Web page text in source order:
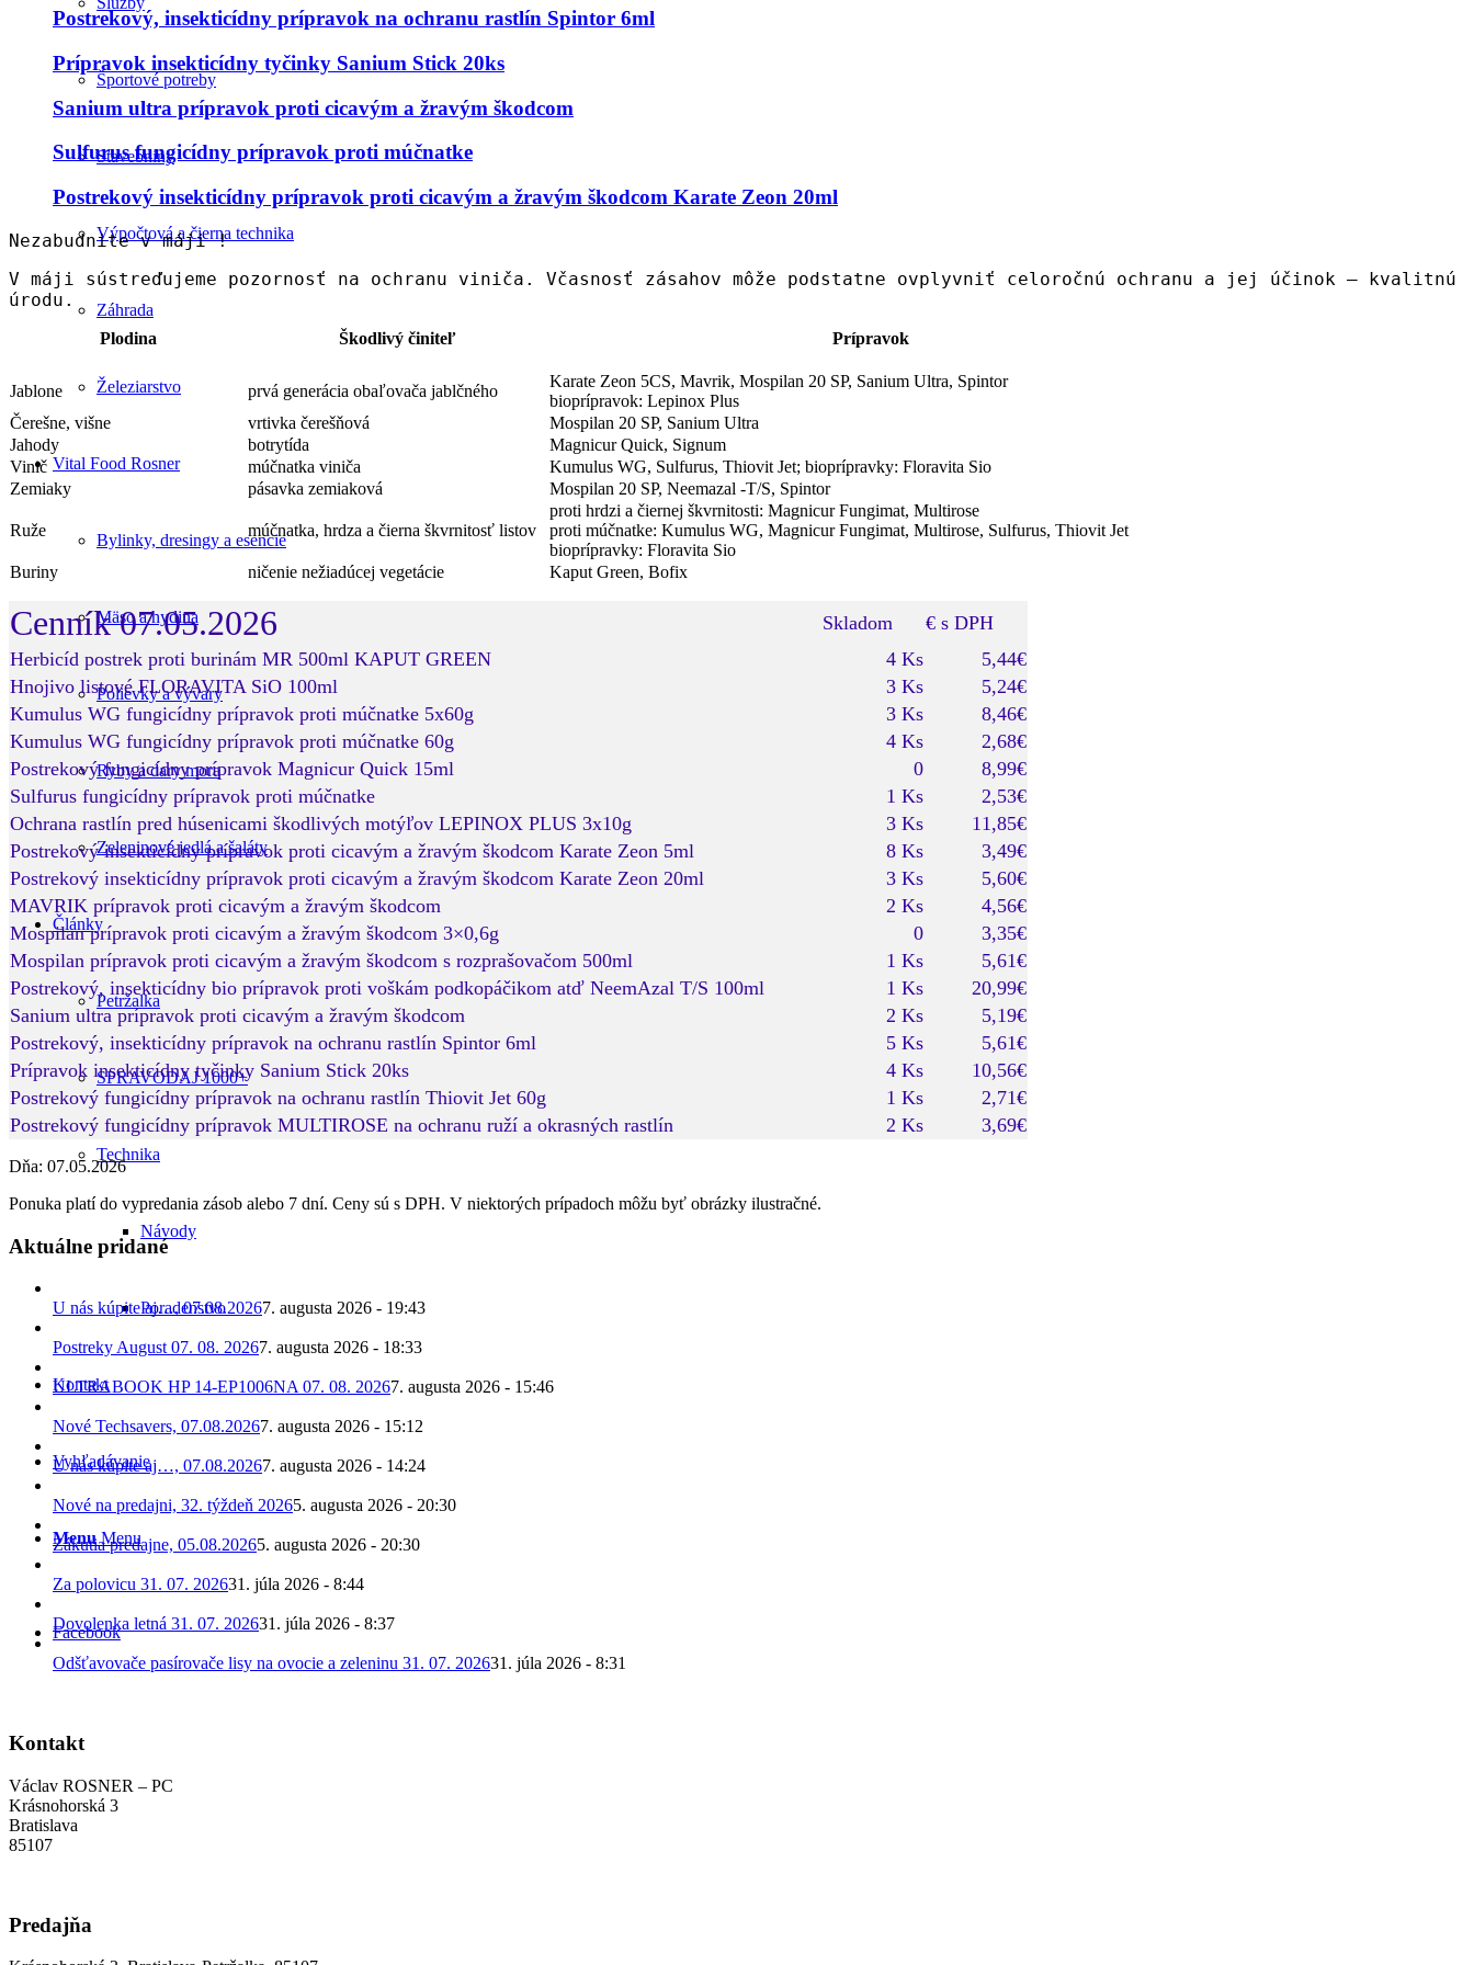
Športové potreby
Stavebniny
Výpočtová a čierna technika
Záhrada
Železiarstvo
Vital Food Rosner
Bylinky, dresingy a esencie
Mäso a hydina
Polievky a vývary
Ryby a dary mora
Zeleninové jedlá a šaláty
Články
Petržalka
SPRAVODAJ 1000+
Technika
Návody
Poradenstvo
Kontakt
Vyhľadávanie
Menu Menu
Facebook
Postrekový, insekticídny prípravok na ochranu rastlín Spintor 6ml
Prípravok insekticídny tyčinky Sanium Stick 20ks
Sanium ultra prípravok proti cicavým a žravým škodcom
Sulfurus fungicídny prípravok proti múčnatke
Postrekový insekticídny prípravok proti cicavým a žravým škodcom Karate Zeon 20ml
Nezabudnite v máji !
V máji sústreďujeme pozornosť na ochranu viniča. Včasnosť zásahov môže podstatne ovplyvniť celoročnú ochranu a jej účinok – kvalitnú
úrodu.
Plodina Škodlivý činiteľ Prípravok
Jablone prvá generácia obaľovača jablčného
Karate Zeon 5CS, Mavrik, Mospilan 20 SP, Sanium Ultra, Spintor
bioprípravok: Lepinox Plus
Čerešne, višne
vrtivka čerešňová
Mospilan 20 SP, Sanium Ultra
Jahody
botrytída
Magnicur Quick, Signum
Vinič
múčnatka viniča
Kumulus WG, Sulfurus, Thiovit Jet; bioprípravky: Floravita Sio
Zemiaky
pásavka zemiaková Mospilan 20 SP, Neemazal -T/S, Spintor
Ruže múčnatka, hrdza a čierna škvrnitosť listov
proti hrdzi a čiernej škvrnitosti: Magnicur Fungimat, Multirose
proti múčnatke: Kumulus WG, Magnicur Fungimat, Multirose, Sulfurus, Thiovit Jet
bioprípravky: Floravita Sio
Buriny
ničenie nežiadúcej vegetácie Kaput Green, Bofix
Cenník 07.05.2026 Skladom
€ s DPH
Herbicíd postrek proti burinám MR 500ml KAPUT GREEN
4 Ks
5,44€
Hnojivo listové FLORAVITA SiO 100ml
3 Ks
5,24€
Kumulus WG fungicídny prípravok proti múčnatke 5x60g
3 Ks
8,46€
Kumulus WG fungicídny prípravok proti múčnatke 60g
4 Ks
2,68€
Postrekový fungicídny prípravok Magnicur Quick 15ml
0
8,99€
Sulfurus fungicídny prípravok proti múčnatke
1 Ks
2,53€
Ochrana rastlín pred húsenicami škodlivých motýľov LEPINOX PLUS 3x10g
3 Ks
11,85€
Postrekový insekticídny prípravok proti cicavým a žravým škodcom Karate Zeon 5ml
8 Ks
3,49€
Postrekový insekticídny prípravok proti cicavým a žravým škodcom Karate Zeon 20ml
3 Ks
5,60€
MAVRIK prípravok proti cicavým a žravým škodcom
2 Ks
4,56€
Mospilan prípravok proti cicavým a žravým škodcom 3×0,6g
0
3,35€
Mospilan prípravok proti cicavým a žravým škodcom s rozprašovačom 500ml
1 Ks
5,61€
Postrekový, insekticídny bio prípravok proti voškám podkopáčikom atď NeemAzal T/S 100ml
1 Ks
20,99€
Sanium ultra prípravok proti cicavým a žravým škodcom
2 Ks
5,19€
Postrekový, insekticídny prípravok na ochranu rastlín Spintor 6ml
5 Ks
5,61€
Prípravok insekticídny tyčinky Sanium Stick 20ks
4 Ks
10,56€
Postrekový fungicídny prípravok na ochranu rastlín Thiovit Jet 60g
1 Ks
2,71€
Postrekový fungicídny prípravok MULTIROSE na ochranu ruží a okrasných rastlín
2 Ks 3,69€
Dňa: 07.05.2026
Ponuka platí do vypredania zásob alebo 7 dní. Ceny sú s DPH. V niektorých prípadoch môžu byť obrázky ilustračné.
Aktuálne pridané
U nás kúpite aj…, 07.08.20267. augusta 2026 - 19:43
Postreky August 07. 08. 20267. augusta 2026 - 18:33
ULTRABOOK HP 14-EP1006NA 07. 08. 20267. augusta 2026 - 15:46
Nové Techsavers, 07.08.20267. augusta 2026 - 15:12
U nás kúpite aj…, 07.08.20267. augusta 2026 - 14:24
Nové na predajni, 32. týždeň 20265. augusta 2026 - 20:30
Zákutia predajne, 05.08.20265. augusta 2026 - 20:30
Za polovicu 31. 07. 202631. júla 2026 - 8:44
Dovolenka letná 31. 07. 202631. júla 2026 - 8:37
Odšťavovače pasírovače lisy na ovocie a zeleninu 31. 07. 202631. júla 2026 - 8:31
Kontakt
Václav ROSNER – PC
Krásnohorská 3
Bratislava
85107
Predajňa